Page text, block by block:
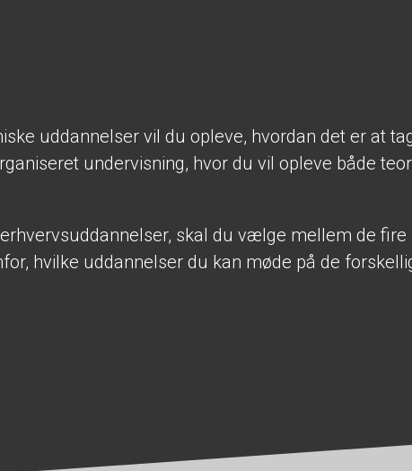
uddannelser vil du opleve, hvordan det er at
undervisning, hvor du vil opleve både
skal du vælge mellem de
hvilke uddannelser du kan møde på de